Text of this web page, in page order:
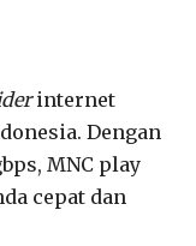
internet
Dengan
MNC play
cepat dan